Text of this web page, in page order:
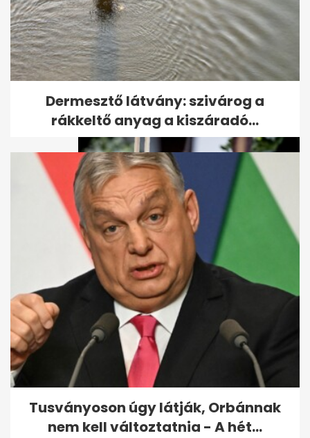
Eltemették Karsai Dánielt - A
hét legfontosabb hírei
képekben
Eltemették Potápi Árpád
János nemzetpolitikai
államtitkárt
Dermesztő látvány: szivárog a
rákkeltő anyag a kiszáradó...
Tusványoson úgy látják, Orbánnak
nem kell változtatnia - A hét...